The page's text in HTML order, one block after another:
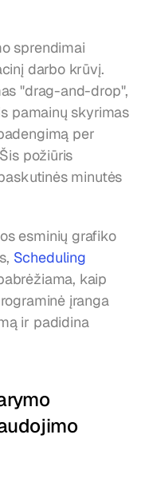
sprendimai
darbo krūvį.
"drag-and-drop",
pamainų skyrimas
per
požiūris
minutės
esminių grafiko
Scheduling
kaip
įranga
ir padidina